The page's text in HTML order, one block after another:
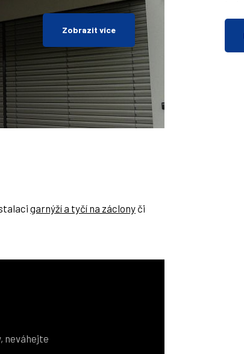
Zobrazit více
garnýží a tyčí na záclony či
neváhejte